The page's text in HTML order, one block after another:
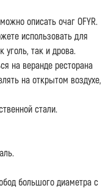
описать очаг OFYR.
использовать для
уголь, так и дрова.
на веранде ресторана
на открытом воздухе,
стали.
большого диаметра с